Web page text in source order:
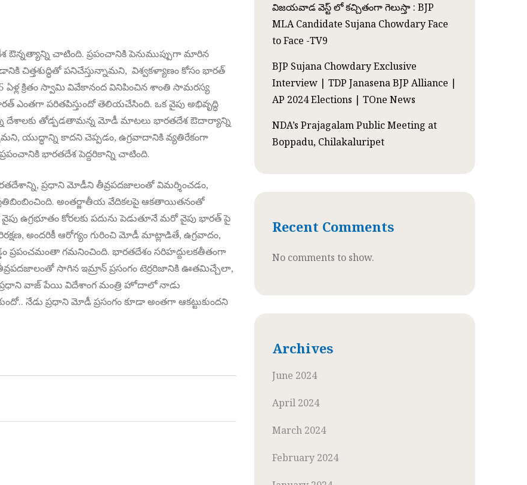
ఔన్నత్యాన్ని చాటింది. ప్రపంచానికి పెనుముప్పుగా మారిన
చిత్తశుద్ధితో పనిచేస్తున్నామని, విశ్వకళ్యాణం కోసం భారత్
క్రితం స్వామి వివేకానంద వినిపించిన శాంతి సామరస్య
ఎంతగా పరితపిస్తుందో తెలియచేసింది. ఒక వైపు అభివృద్ధి
దేశాలకు తోడ్పడతామన్న మోడీ మాటలు భారతదేశ ఔదార్యాన్ని
యుద్ధాన్ని కాదని చెప్పడం, ఉగ్రవాదానికి వ్యతిరేకంగా
భారతదేశ పెద్దరికాన్ని చాటింది.
ప్రధాని మోడీని తీవ్రపదజాలంతో విమర్శించడం,
అంతర్జాతీయ వేదికలపై ఆకతాయితనంతో
ఉగ్రభూతం కోరలకు పదును పెడుతూనే మరో వైపు భారత్ పై
అందరికీ ఆరోగ్యం గురించి మోడీ మాట్లాడితే, ఉగ్రవాదం,
ప్రపంచమంతా గమనించింది. భారతదేశం సరిహద్దులకతీతంగా
సాగిన ఇమ్రాన్ ప్రసంగం టెర్రరిజానికి ఊతమిచ్చేలా,
ప్రధాని వాజ్ పేయి విదేశాంగ మంత్రి హోదాలో నాడు
నేడు ప్రధాని మోడీ ప్రసంగం కూడా అంతగా ఆకట్టుకుందని
విజయవాడ వెస్ట్ లో కచ్చితంగా గెలుస్తా : BJP
MLA Candidate Sujana Chowdary Face
to Face -TV9
BJP Sujana Chowdary Exclusive
Interview | TDP Janasena BJP Alliance |
AP 2024 Elections | TOne News
NDA’s Prajagalam Public Meeting at
Boppadu, Chilakaluripet
Recent Comments
No comments to show.
Archives
June 2024
April 2024
March 2024
February 2024